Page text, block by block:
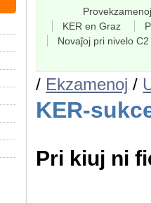
Provekzamenoj
KER en Graz
Novaĵoj pri nivelo C2
/ Ekzamenoj /
KER-
Pri kiuj ni